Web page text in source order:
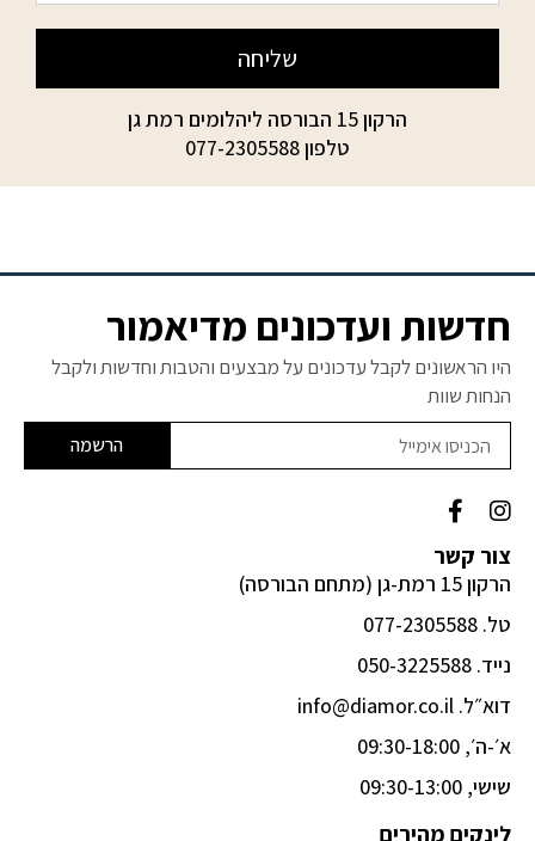
שליחה
הרקון 15 הבורסה ליהלומים רמת גן
טלפון077-2305588
חדשות ועדכונים מדיאמור
היו הראשונים לקבל עדכונים על מבצעים והטבות וחדשות ולקבל
הנחות שוות
הרשמה
F
a
c
e
b
o
o
k
f
I
n
s
t
a
g
r
a
צור קשר
הרקון 15 רמת-גן (מתחם הבורסה)
טל. 077-2305588
נייד. 050-3225588
דוא״ל. info@diamor.co.il
א׳-ה׳, 09:30-18:00
שישי, 09:30-13:00
לינקים מהירים